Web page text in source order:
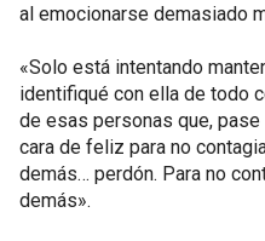
al emocionarse demasiado
«Solo está intentando
identifiqué con ella de todo
de esas personas que,
cara de feliz para no
demás… perdón. Para no
demás».